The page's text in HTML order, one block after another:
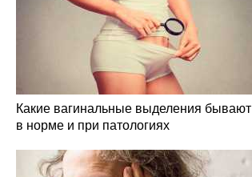
Какие вагинальные выделения бывают
в норме и при патологиях